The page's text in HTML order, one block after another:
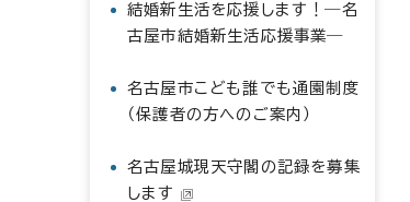
結婚新生活を応援します！―名
古屋市結婚新生活応援事業―
名古屋市こども誰でも通園制度
（保護者の方へのご案内）
名古屋城現天守閣の記録を募集
します